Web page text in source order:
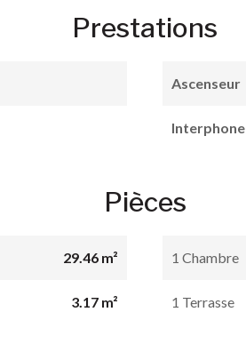
Prestations
Ascenseur
Interphone
Pièces
29.46 m²
3.17 m²
1 Chambre
1 Terrasse